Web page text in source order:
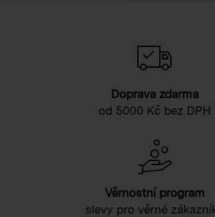
Doprava zdarma
od 5000 Kč bez DPH
Věrnostní program
slevy pro věrné